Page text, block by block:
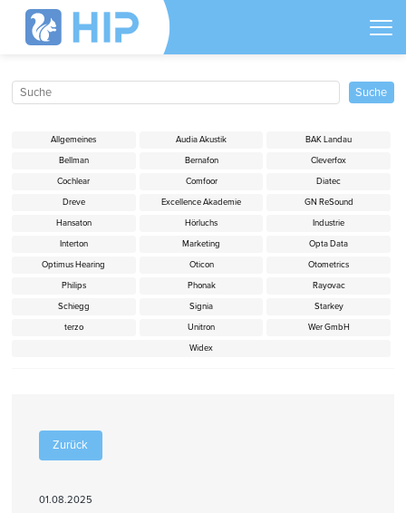
Zurück
01.08.2025
Allgemeines Audia Akustik
BAK Landau
Bellman
Bernafon
Cleverfox
Cochlear
Comfoor
Diatec
Dreve
Excellence Akademie
GN ReSound
Hansaton
Hörluchs
Industrie
Interton
Marketing
Opta Data
Optimus Hearing
Oticon
Otometrics
Philips
Phonak
Rayovac
Schiegg
Signia
Starkey
terzo
Unitron
Wer GmbH
Widex